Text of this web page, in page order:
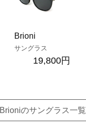
Brioni
サングラス
19,800円
Brioniのサングラス一覧